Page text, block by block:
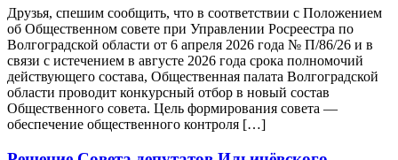
Друзья, спешим сообщить, что в соответствии с Положением
об Общественном совете при Управлении Росреестра по
Волгоградской области от 6 апреля 2026 года № П/86/26 и в
связи с истечением в августе 2026 года срока полномочий
действующего состава, Общественная палата Волгоградской
области проводит конкурсный отбор в новый состав
Общественного совета. Цель формирования совета —
обеспечение общественного контроля […]